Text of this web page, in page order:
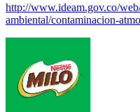
http://www.ideam.gov.co/
ambiental/contaminacion-
Footer